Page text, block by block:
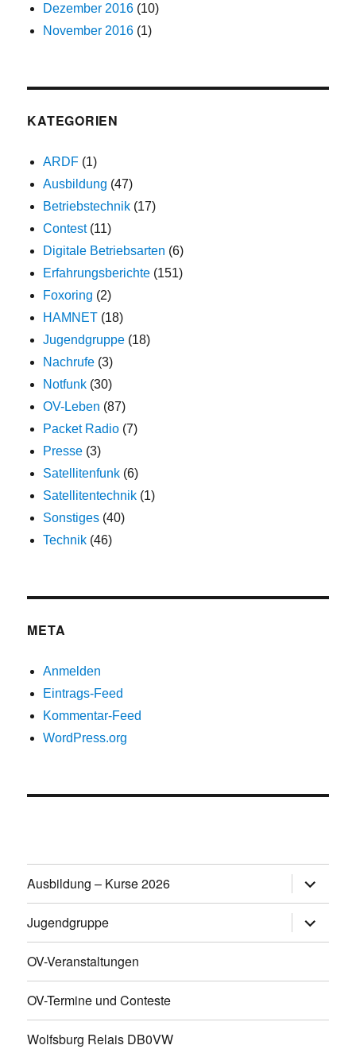
Dezember 2016 (10)
November 2016 (1)
KATEGORIEN
ARDF (1)
Ausbildung (47)
Betriebstechnik (17)
Contest(11)
Digitale Betriebsarten (6)
Erfahrungsberichte (151)
Foxoring (2)
HAMNET (18)
Jugendgruppe (18)
Nachrufe (3)
Notfunk (30)
OV-Leben (87)
Packet Radio (7)
Presse (3)
Satellitenfunk (6)
Satellitentechnik (1)
Sonstiges (40)
Technik (46)
META
Anmelden
Eintrags-Feed
Kommentar-Feed
WordPress.org
Ausbildung – Kurse 2026
öffnen
Jugendgruppe
öffnen
OV-Veranstaltungen
OV-Termine und Conteste
Wolfsburg Relais DB0VW